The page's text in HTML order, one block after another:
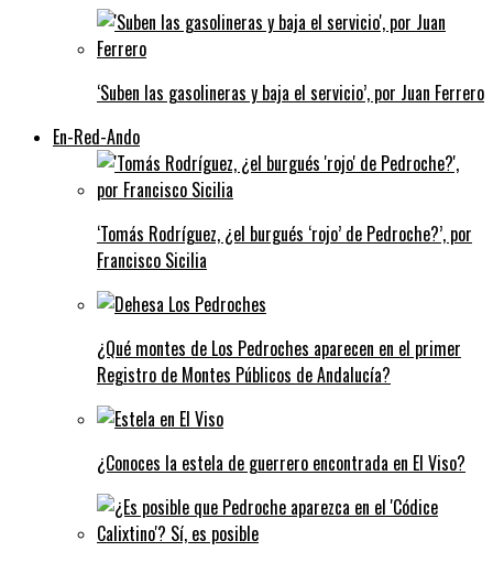
‘Suben las gasolineras y baja el servicio’, por Juan Ferrero
En-Red-Ando
‘Tomás Rodríguez, ¿el burgués ‘rojo’ de Pedroche?’, por
Francisco Sicilia
¿Qué montes de Los Pedroches aparecen en el primer
Registro de Montes Públicos de Andalucía?
¿Conoces la estela de guerrero encontrada en El Viso?